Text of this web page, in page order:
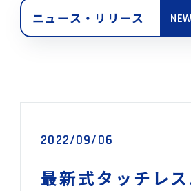
ニュース・リリース
2022/09/06
最新式タッチレ